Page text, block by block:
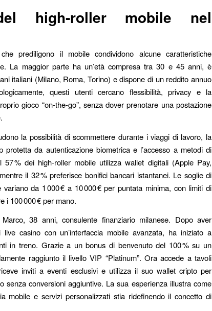
high‑roller mobile nel
prediligono il mobile condividono alcune caratteristiche
La maggior parte ha un’età compresa tra 30 e 45 anni, è
italiani (Milano, Roma, Torino) e dispone di un reddito annuo
questi utenti cercano flessibilità, privacy e la
gioco “on‑the‑go”, senza dover prenotare una postazione
la possibilità di scommettere durante i viaggi di lavoro, la
protetta da autenticazione biometrica e l’accesso a metodi di
% dei high‑roller mobile utilizza wallet digitali (Apple Pay,
il 32 % preferisce bonifici bancari istantanei. Le soglie di
da 1 000 € a 10 000 € per puntata minima, con limiti di
i 100 000 € per mano.
38 anni, consulente finanziario milanese. Dopo aver
casino con un’interfaccia mobile avanzata, ha iniziato a
in treno. Grazie a un bonus di benvenuto del 100 % su un
raggiunto il livello VIP “Platinum”. Ora accede a tavoli
inviti a eventi esclusivi e utilizza il suo wallet cripto per
senza conversioni aggiuntive. La sua esperienza illustra come
mobile e servizi personalizzati stia ridefinendo il concetto di